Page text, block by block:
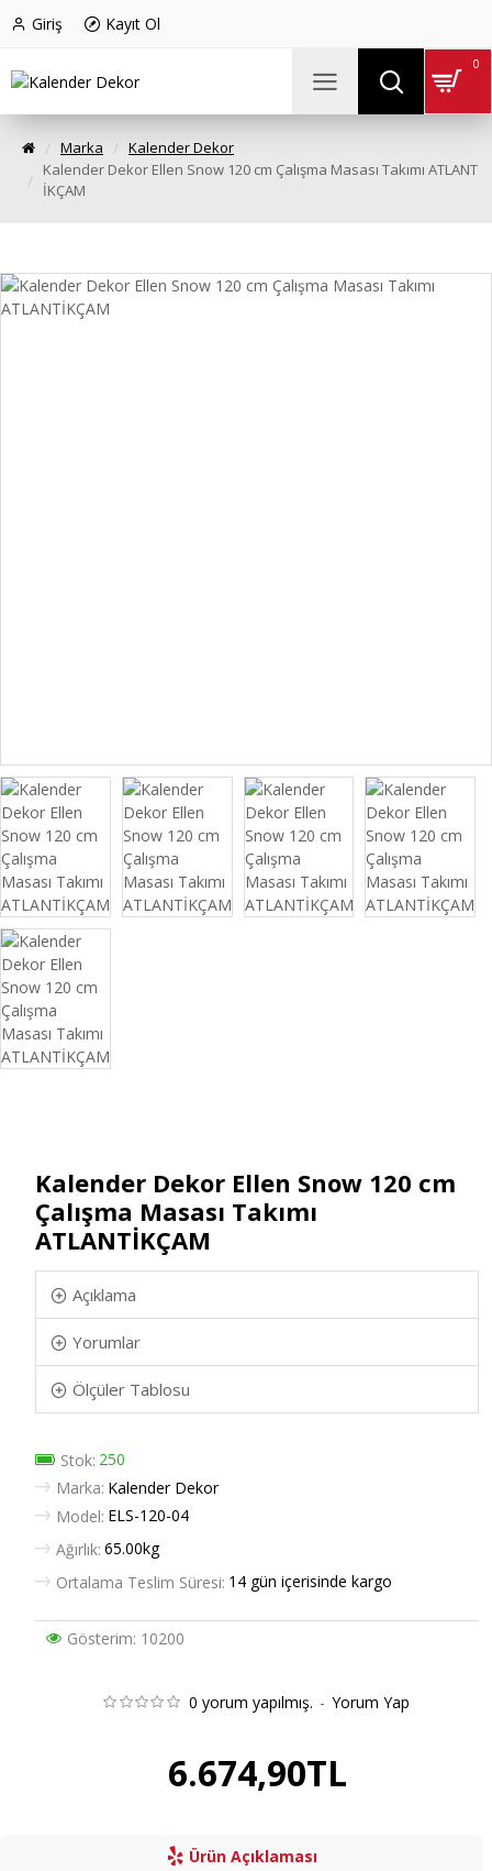
Giriş Kayıt Ol
0
Marka
Kalender Dekor
Kalender Dekor Ellen Snow 120 cm Çalışma Masası Takımı ATLANT
İKÇAM
Kalender Dekor Ellen Snow 120 cm
Çalışma Masası Takımı
ATLANTİKÇAM
Açıklama
Yorumlar
Ölçüler Tablosu
Stok: 250
Marka: Kalender Dekor
Model: ELS-120-04
Ağırlık: 65.00kg
Ortalama Teslim Süresi: 14 gün içerisinde kargo
Gösterim: 10200
0 yorum yapılmış. - Yorum Yap
6.674,90TL
Ürün Açıklaması